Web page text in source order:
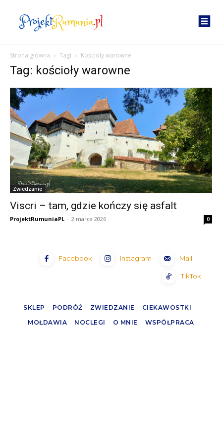
Strona główna Tagi Kościoły warowne
Tag: kościoły warowne
Zwiedzanie
Viscri – tam, gdzie kończy się asfalt
ProjektRumuniaPL - 2 marca 2026 0
Facebook Instagram Mail
TikTok
SKLEP PODRÓŻ ZWIEDZANIE
CIEKAWOSTKI
MOŁDAWIA
NOCLEGI O MNIE WSPÓŁPRACA